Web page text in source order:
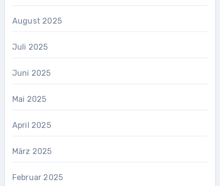
August 2025
Juli 2025
Juni 2025
Mai 2025
April 2025
März 2025
Februar 2025